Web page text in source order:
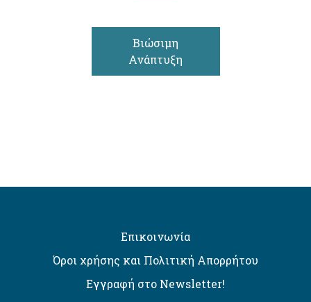
Βιώσιμη
Ανάπτυξη
Επικοινωνία
Όροι χρήσης και Πολιτική Απορρήτου
Εγγραφή στο Newsletter!